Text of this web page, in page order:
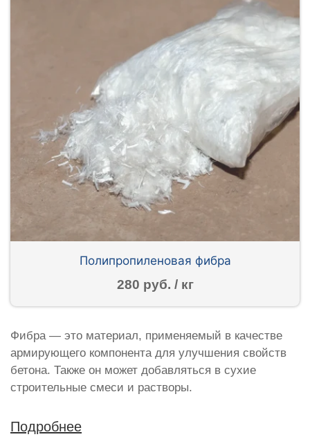
Полипропиленовая фибра
280 руб. / кг
Фибра — это материал, применяемый в качестве
армирующего компонента для улучшения свойств
бетона. Также он может добавляться в сухие
строительные смеси и растворы.
Подробнее